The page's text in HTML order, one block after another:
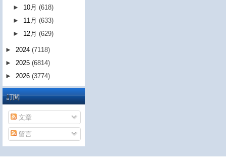
► 10月(618)
► 11月(633)
► 12月(629)
► 2024 (7118)
► 2025 (6814)
► 2026 (3774)
訂閱
文章
留言